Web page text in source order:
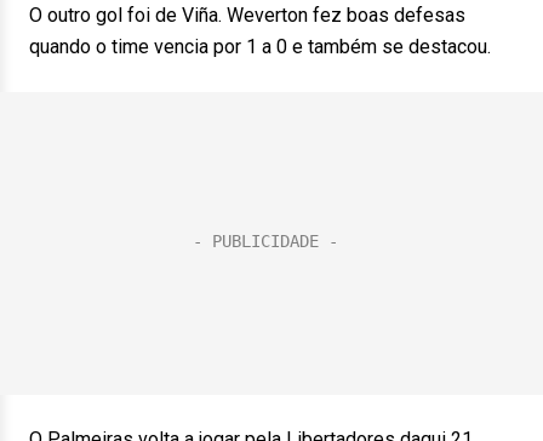
O outro gol foi de Viña. Weverton fez boas defesas
quando o time vencia por 1 a 0 e também se destacou.